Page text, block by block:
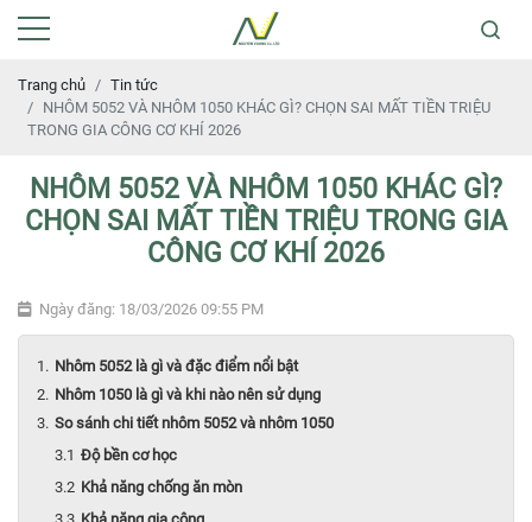
Trang chủ
Tin tức
NHÔM 5052 VÀ NHÔM 1050 KHÁC GÌ? CHỌN SAI MẤT TIỀN TRIỆU
TRONG GIA CÔNG CƠ KHÍ 2026
NHÔM 5052 VÀ NHÔM 1050 KHÁC GÌ?
CHỌN SAI MẤT TIỀN TRIỆU TRONG GIA
CÔNG CƠ KHÍ 2026
Ngày đăng: 18/03/2026 09:55 PM
Nhôm 5052 là gì và đặc điểm nổi bật
Nhôm 1050 là gì và khi nào nên sử dụng
So sánh chi tiết nhôm 5052 và nhôm 1050
Độ bền cơ học
Khả năng chống ăn mòn